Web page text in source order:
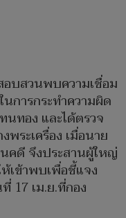
บสวนพบความเชื่อม
การกระทำความผิด
ทอง และได้ตรวจ
ระเครื่อง เมื่อนาย
คดี จึงประสานผู้ใหญ่
เข้าพบเพื่อชี้แจง
17 เม.ย.ที่กอง